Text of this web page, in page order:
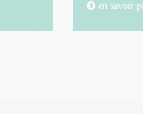
en savoir